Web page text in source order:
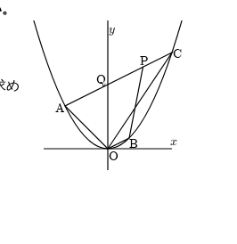
A
B
C
O
P
Q
x
y
め